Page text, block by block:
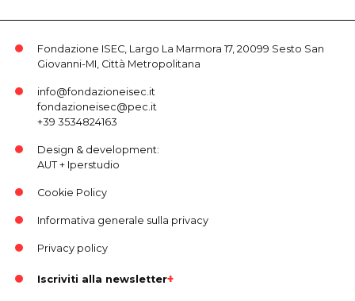
Fondazione ISEC, Largo La Marmora 17, 20099 Sesto San
Giovanni-MI, Città Metropolitana
info@fondazioneisec.it
fondazioneisec@pec.it
+39 3534824163
Design & development:
AUT+ Iperstudio
Cookie Policy
Informativa generale sulla privacy
Privacy policy
Iscriviti alla newsletter